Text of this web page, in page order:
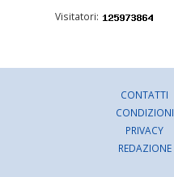
Visitatori:
CONTATTI
CONDIZIONI
PRIVACY
REDAZIONE